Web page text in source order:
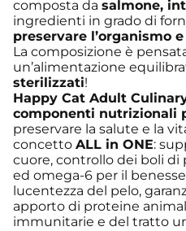
composta da salmone,
ingredienti in grado di
preservare l’organismo
La composizione è
un’alimentazione
sterilizzati!
Happy Cat Adult
componenti nutrizionali
preservare la salute e la
concetto ALL in ONE:
cuore, controllo dei boli di
ed omega-6 per il
lucentezza del pelo,
apporto di proteine
immunitarie e del tratto